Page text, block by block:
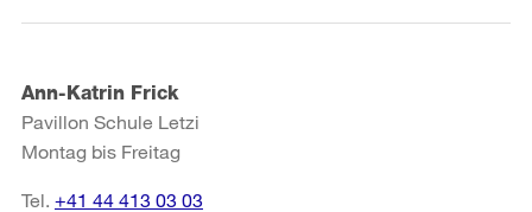
Ann-Katrin Frick
Pavillon Schule Letzi
Montag bis Freitag
Tel. +41 44 413 03 03